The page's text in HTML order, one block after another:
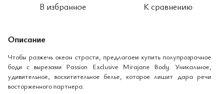
В избранное К сравнению
Описание
Чтобы разжечь океан страсти, предлагаем купить полупрозрачное
боди с вырезами Passion Exclusive Mirajane Body. Уникальное,
удивительное, восхитительное белье, которое лишит дара речи
восторженного партнера.